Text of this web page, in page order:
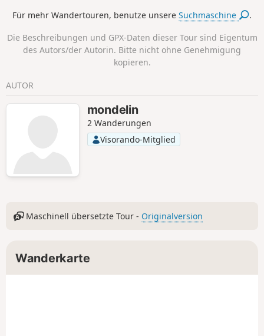
Vattay ist kostenpflichtig.
mit unseren eifrigen Schneeschuhen vollkritzeln.
Für mehr Wandertouren, benutze unsereSuchmaschine .
Die Beschreibungen und GPX-Daten dieser Tour sind Eigentum
des Autors/der Autorin. Bitte nicht ohne Genehmigung
kopieren.
AUTOR
mondelin
2 Wanderungen
Visorando-Mitglied
Maschinell übersetzte Tour - Originalversion
Wanderkarte